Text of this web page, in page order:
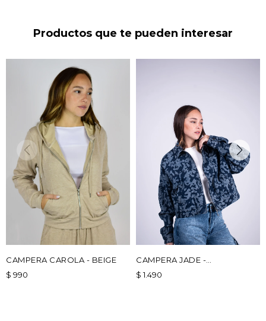
Productos que te pueden interesar
CAMPERA CAROLA - BEIGE
$ 990
CAMPERA JADE -
CAMUFLADA
$ 1.490